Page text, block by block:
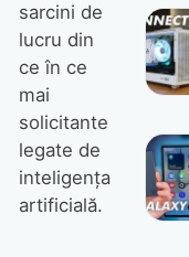
sarcini de
lucru din
ce în ce
mai
solicitante
legate de
inteligența
artificială.